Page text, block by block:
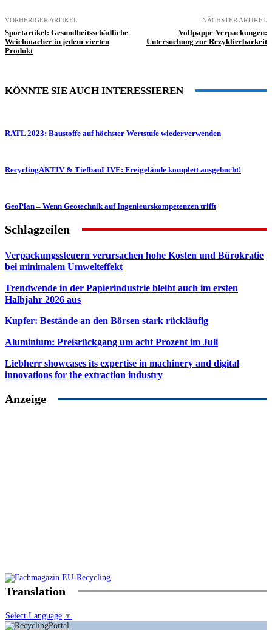
VORHERIGER ARTIKEL
Sportartikel: Gesundheitsschädliche
Weichmacher in jedem vierten
Produkt
NÄCHSTER ARTIKEL
Vollpappe-Verpackungen:
Untersuchung zur Rezyklierbarkeit
KÖNNTE SIE AUCH INTERESSIEREN
RATL 2023: Baustoffe auf höchster Wertstufe wiederverwenden
RecyclingAKTIV & TiefbauLIVE: Freigelände komplett ausgebucht!
GeoPlan – Wenn Geotechnik auf Ingenieurskompetenzen trifft
Schlagzeilen
Verpackungssteuern verursachen hohe Kosten und Bürokratie
bei minimalem Umwelteffekt
Trendwende in der Papierindustrie bleibt auch im ersten
Halbjahr 2026 aus
Kupfer: Bestände an den Börsen stark rückläufig
Aluminium: Preisrückgang um acht Prozent im Juli
Liebherr showcases its expertise in machinery and digital
innovations for the extraction industry
Anzeige
Translation
Select Language ▼